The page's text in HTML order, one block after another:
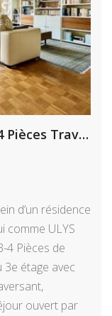
Commerce – Appartement 3/4 Pièces Traversant
d’un résidence
comme ULYS
4 Pièces de
3e étage avec
ouvert par